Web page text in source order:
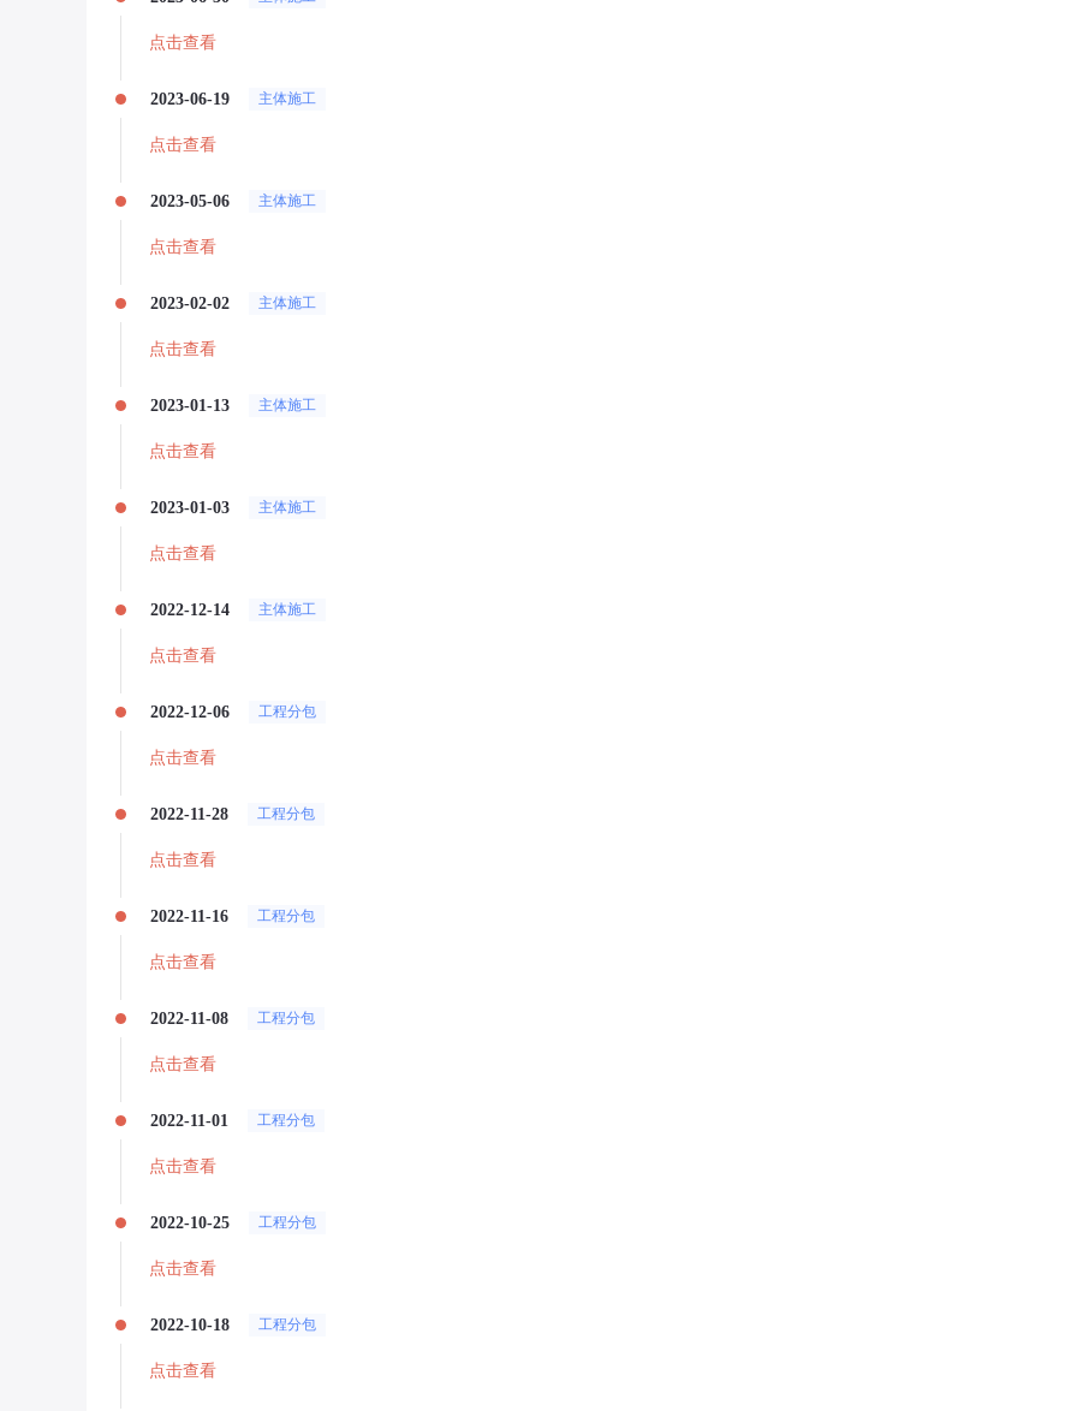
点击查看
2023-06-19 主体施工
点击查看
2023-05-06 主体施工
点击查看
2023-02-02 主体施工
点击查看
2023-01-13 主体施工
点击查看
2023-01-03 主体施工
点击查看
2022-12-14 主体施工
点击查看
2022-12-06 工程分包
点击查看
2022-11-28 工程分包
点击查看
2022-11-16 工程分包
点击查看
2022-11-08 工程分包
点击查看
2022-11-01 工程分包
点击查看
2022-10-25 工程分包
点击查看
2022-10-18 工程分包
点击查看